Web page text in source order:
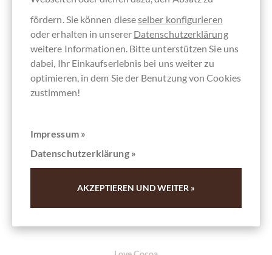
fördern. Sie können dieseselber konfigurieren
oder erhalten in unserer Datenschutzerklärung
weitere Informationen. Bitte unterstützen Sie uns
dabei, Ihr Einkaufserlebnis bei uns weiter zu
optimieren, in dem Sie der Benutzung von Cookies
zustimmen!
Impressum »
Datenschutzerklärung »
AKZEPTIEREN UND WEITER »